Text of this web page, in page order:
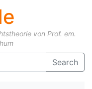
von Prof. em.
Search